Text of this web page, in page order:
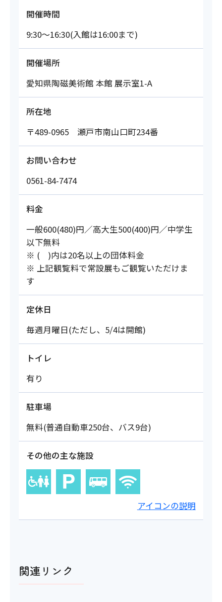
開催時間
9:30～16:30(入館は16:00まで)
開催場所
愛知県陶磁美術館 本館 展示室1-A
所在地
〒489-0965 瀬戸市南山口町234番
お問い合わせ
0561-84-7474
料金
一般600(480)円／高大生500(400)円／中学生
以下無料
※ ( )内は20名以上の団体料金
※ 上記観覧料で常設展もご観覧いただけま
す
定休日
毎週月曜日(ただし、5/4は開館)
トイレ
有り
駐車場
無料(普通自動車250台、バス9台)
その他の主な施設
アイコンの説明
関連リンク